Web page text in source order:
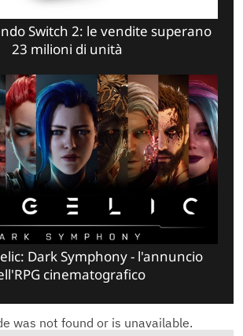
Switch 2: le vendite superano
23 milioni di unità
Dark Symphony - l'annuncio
cinematografico